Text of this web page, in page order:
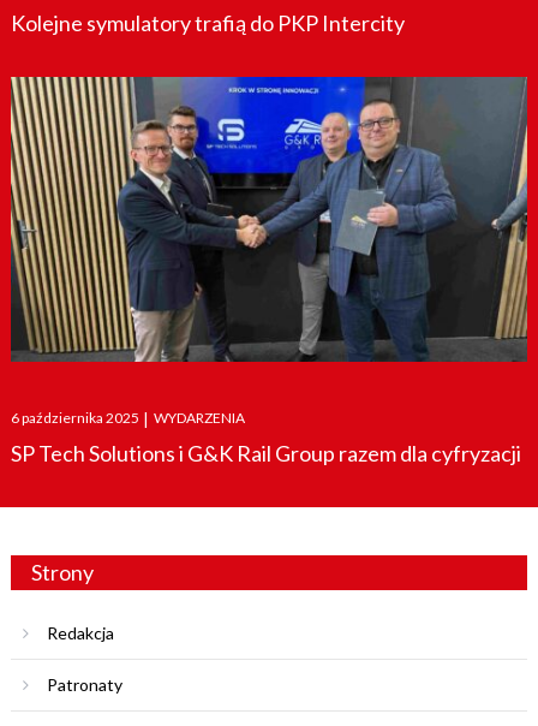
Kolejne symulatory trafią do PKP Intercity
Posted
on
6 października 2025 | WYDARZENIA
SP Tech Solutions i G&K Rail Group razem dla cyfryzacji
Strony
Redakcja
Patronaty